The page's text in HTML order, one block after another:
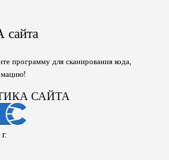
программу для сканирования кода,
САЙТА